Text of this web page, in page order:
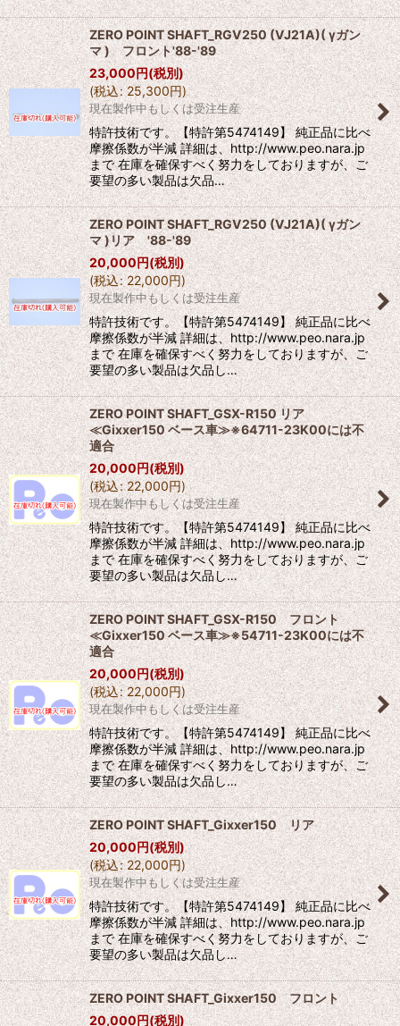
ZERO POINT SHAFT_RGV250 (VJ21A)( γガン
マ ) フロント'88-'89
23,000円(税別)
(税込: 25,300円)
現在製作中もしくは受注生産
特許技術です。【特許第5474149】 純正品に比べ
摩擦係数が半減 詳細は、http://www.peo.nara.jp
まで 在庫を確保すべく努力をしておりますが、ご
要望の多い製品は欠品…
ZERO POINT SHAFT_RGV250 (VJ21A)( γガン
マ )リア '88-'89
20,000円(税別)
(税込: 22,000円)
現在製作中もしくは受注生産
特許技術です。【特許第5474149】 純正品に比べ
摩擦係数が半減 詳細は、http://www.peo.nara.jp
まで 在庫を確保すべく努力をしておりますが、ご
要望の多い製品は欠品し…
ZERO POINT SHAFT_GSX-R150 リア
≪Gixxer150 ベース車≫※64711-23K00には不
適合
20,000円(税別)
(税込: 22,000円)
現在製作中もしくは受注生産
特許技術です。【特許第5474149】 純正品に比べ
摩擦係数が半減 詳細は、http://www.peo.nara.jp
まで 在庫を確保すべく努力をしておりますが、ご
要望の多い製品は欠品し…
ZERO POINT SHAFT_GSX-R150 フロント
≪Gixxer150 ベース車≫※54711-23K00には不
適合
20,000円(税別)
(税込: 22,000円)
現在製作中もしくは受注生産
特許技術です。【特許第5474149】 純正品に比べ
摩擦係数が半減 詳細は、http://www.peo.nara.jp
まで 在庫を確保すべく努力をしておりますが、ご
要望の多い製品は欠品し…
ZERO POINT SHAFT_Gixxer150 リア
20,000円(税別)
(税込: 22,000円)
現在製作中もしくは受注生産
特許技術です。【特許第5474149】 純正品に比べ
摩擦係数が半減 詳細は、http://www.peo.nara.jp
まで 在庫を確保すべく努力をしておりますが、ご
要望の多い製品は欠品し…
ZERO POINT SHAFT_Gixxer150 フロント
20,000円(税別)